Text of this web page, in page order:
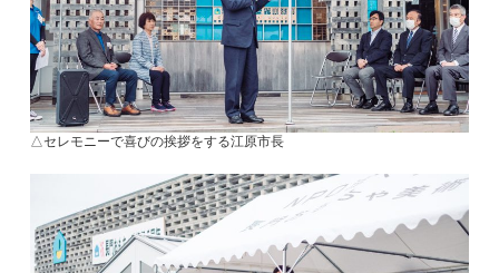
△セレモニーで喜びの挨拶をする江原市長